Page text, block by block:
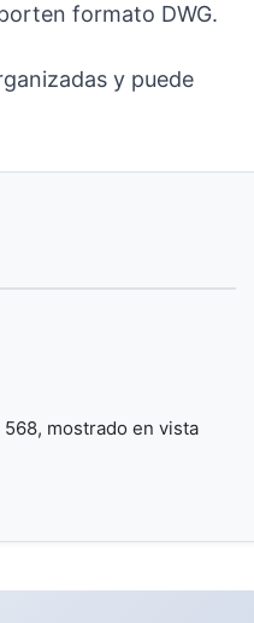
formato DWG.
y puede
mostrado en vista